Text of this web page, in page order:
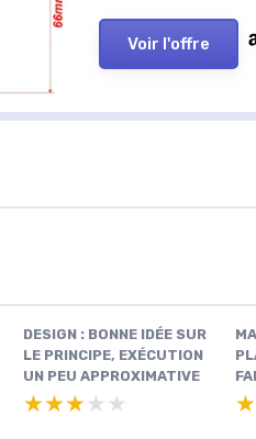
Voir l'offre
DESIGN : BONNE IDÉE SUR
LE PRINCIPE, EXÉCUTION
UN PEU APPROXIMATIVE
★★★★★
★★★★★